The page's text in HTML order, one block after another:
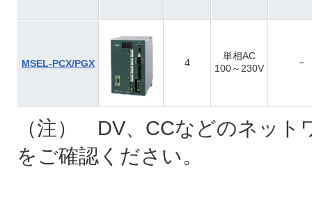
MSEL-PCX/PGX 4
単相AC
100～230V
－
（注） DV、CCなどのネット
をご確認ください。